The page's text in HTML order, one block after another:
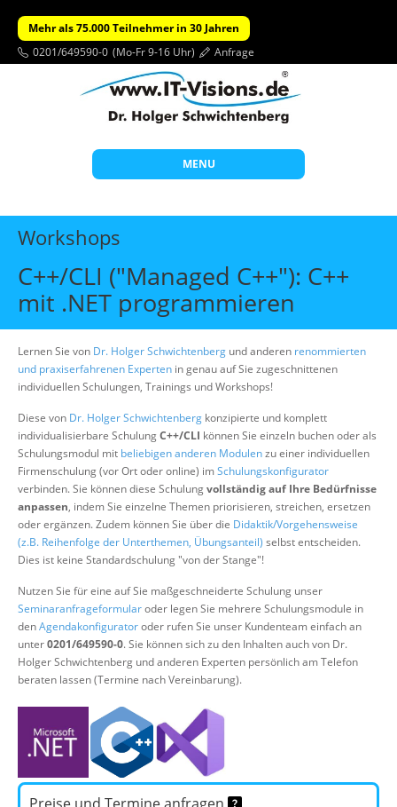
Mehr als 75.000 Teilnehmer in 30 Jahren
0201/649590-0 (Mo-Fr 9-16 Uhr) Anfrage
MENU
Start
Themen
Beratung
Individuelle Schulungen
Offene Seminare
Wissen
Suche
Workshops
C++/CLI ("Managed C++"): C++
mit .NET programmieren
Lernen Sie von Dr. Holger Schwichtenberg und anderen renommierten
und praxiserfahrenen Experten in genau auf Sie zugeschnittenen
individuellen Schulungen, Trainings und Workshops!
Diese von Dr. Holger Schwichtenberg konzipierte und komplett
individualisierbare SchulungC++/CLI können Sie einzeln buchen oder als
Schulungsmodul mit beliebigen anderen Modulenzu einer individuellen
Firmenschulung (vor Ort oder online) imSchulungskonfigurator
verbinden. Sie können diese Schulungvollständig auf Ihre Bedürfnisse
anpassen, indem Sie einzelne Themen priorisieren, streichen, ersetzen
oder ergänzen. Zudem können Sie über die Didaktik/Vorgehensweise
(z.B. Reihenfolge der Unterthemen, Übungsanteil) selbst entscheiden.
Dies ist keine Standardschulung "von der Stange"!
Nutzen Sie für eine auf Sie maßgeschneiderte Schulung unser
Seminaranfrageformularoder legen Sie mehrere Schulungsmodule in
denAgendakonfiguratoroder rufen Sie unser Kundenteam einfach an
unter0201/649590-0. Sie können sich zu den Inhalten auch von Dr.
Holger Schwichtenberg und anderen Experten persönlich am Telefon
beraten lassen (Termine nach Vereinbarung).